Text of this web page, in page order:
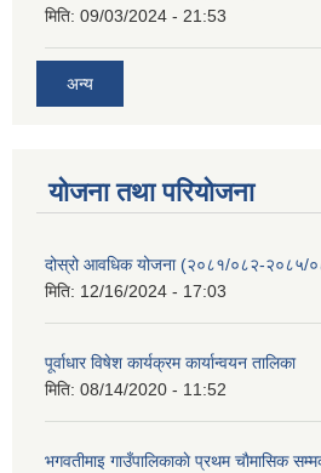
मिति: 09/03/2024 - 21:53
अन्य
योजना तथा परियोजना
दोस्रो आवधिक योजना (२०८१/०८२-२०८५/
मिति: 12/16/2024 - 17:03
पूर्वाधार विषेश कार्यक्रम कार्यान्वयन तालिका
मिति: 08/14/2020 - 11:52
भगवतीमाइ गाउँपालिकाकाे प्रथम चाैमासिक